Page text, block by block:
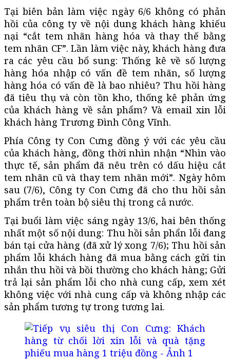
Tại biên bản làm việc ngày 6/6 không có phản
hồi của công ty về nội dung khách hàng khiếu
nại “cắt tem nhãn hàng hóa và thay thế bằng
tem nhãn CF”. Lần làm việc này, khách hàng đưa
ra các yêu cầu bổ sung: Thống kê về số lượng
hàng hóa nhập có vấn đề tem nhãn, số lượng
hàng hóa có vấn đề là bao nhiêu? Thu hồi hàng
đã tiêu thụ và còn tồn kho, thống kê phản ứng
của khách hàng về sản phẩm? Và email xin lỗi
khách hàng Trương Đình Công Vĩnh.
Phía Công ty Con Cưng đồng ý với các yêu cầu
của khách hàng, đồng thời nhìn nhận “Nhìn vào
thực tế, sản phẩm đã nêu trên có dấu hiệu cắt
tem nhãn cũ và thay tem nhãn mới”. Ngày hôm
sau (7/6), Công ty Con Cưng đã cho thu hồi sản
phẩm trên toàn bộ siêu thị trong cả nước.
Tại buổi làm việc sáng ngày 13/6, hai bên thống
nhất một số nội dung: Thu hồi sản phẩn lỗi đang
bán tại cửa hàng (đã xử lý xong 7/6); Thu hồi sản
phẩm lỗi khách hàng đã mua bằng cách gửi tin
nhắn thu hồi và bồi thường cho khách hàng; Gửi
trả lại sản phẩm lỗi cho nhà cung cấp, xem xét
không việc với nhà cung cấp và không nhập các
sản phẩm tương tự trong tương lai.